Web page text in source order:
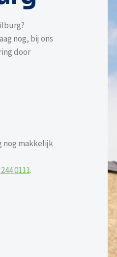
nog, bij ons
door
nog makkelijk
0111.